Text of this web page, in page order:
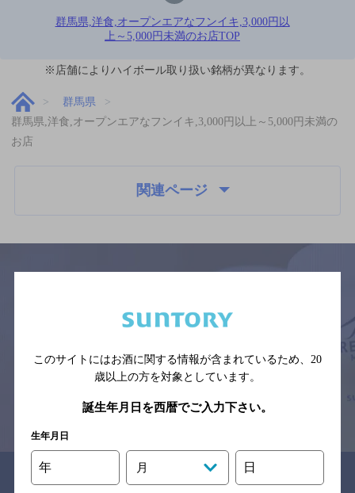
群馬県,洋食,オープンエアなフンイキ,3,000円以
上～5,000円未満のお店TOP
※店舗によりハイボール取り扱い銘柄が異なります。
群馬県
群馬県,洋食,オープンエアなフンイキ,3,000円以上～5,000円未満の
お店
関連ページ
サイトマップ ご意見・ご感想 利用規約
念のためお店にご確認の上ご来店くださいますようお願い申し上げま
す。
情報提供：ぐるなび
関連リンク
このサイトにはお酒に関する情報が含まれているため、 20
歳以上の方を対象としています。
誕生年月日を西暦でご入力下さい。
生年月日
年 月 日